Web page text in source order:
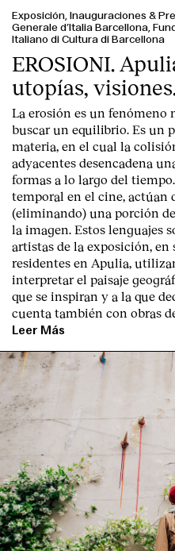
Exposición, Inauguraciones &
Generale d’Italia Barcellona,
Italiano di Cultura di Barcellona
EROSIONI.
utopías,
La erosión es un fenómeno
buscar un equilibrio. Es un
materia, en el cual la
adyacentes desencadena
formas a lo largo del
temporal en el cine, actúan
(eliminando) una porción
la imagen. Estos lenguajes
artistas de la exposición,
residentes en Apulia,
interpretar el paisaje
que se inspiran y a la que
cuenta también con obras
Leer Más